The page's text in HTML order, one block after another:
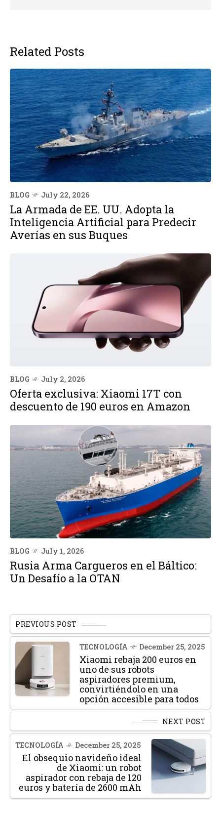
Related Posts
BLOG July 22, 2026
La Armada de EE. UU. Adopta la
Inteligencia Artificial para Predecir
Averías en sus Buques
BLOG July 2, 2026
Oferta exclusiva: Xiaomi 17T con
descuento de 190 euros en Amazon
BLOG July 1, 2026
Rusia Arma Cargueros en el Báltico:
Un Desafío a la OTAN
PREVIOUS POST
TECNOLOGÍA December 25, 2025
Xiaomi rebaja 200 euros en
uno de sus robots
aspiradores premium,
convirtiéndolo en una
opción accesible para todos
NEXT POST
TECNOLOGÍA December 25, 2025
El obsequio navideño ideal
de Xiaomi: un robot
aspirador con rebaja de 120
euros y batería de 2600 mAh